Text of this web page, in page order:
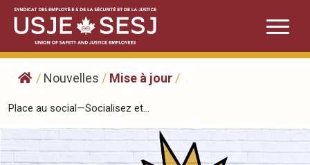
Skip
content
/ Nouvelles / Mise à jour /
Place au social—Socialisez et...